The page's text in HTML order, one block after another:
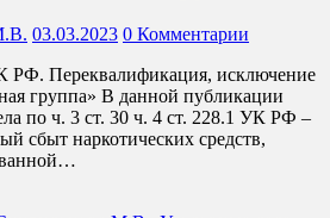
03.03.2023 0 Комментарии
РФ. Переквалификация, исключение
группа» В данной публикации
по ч. 3 ст. 30 ч. 4 ст. 228.1 УК РФ –
сбыт наркотических средств,